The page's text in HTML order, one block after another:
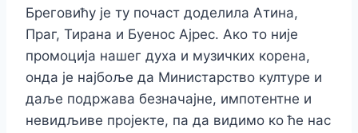
Бреговићу је ту почаст доделила Атина,
Праг, Тирана и Буенос Ајрес. Ако то није
промоција нашег духа и музичких корена,
онда је најбоље да Министарство културе и
даље подржава безначајне, импотентне и
невидљиве пројекте, па да видимо ко ће нас